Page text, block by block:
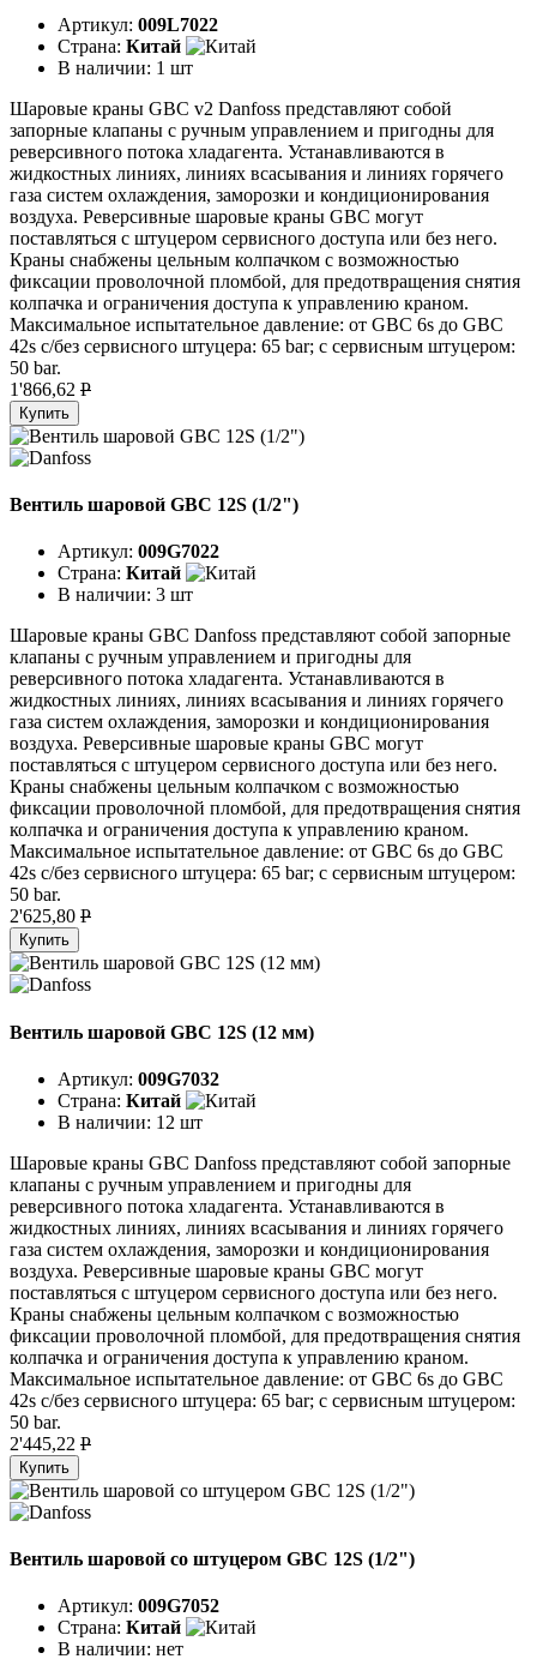
Артикул: 009L7022
Страна: Китай
В наличии: 1 шт
Шаровые краны GBC v2 Danfoss представляют собой
запорные клапаны с ручным управлением и пригодны для
реверсивного потока хладагента. Устанавливаются в
жидкостных линиях, линиях всасывания и линиях горячего
газа систем охлаждения, заморозки и кондиционирования
воздуха. Реверсивные шаровые краны GBC могут
поставляться с штуцером сервисного доступа или без него.
Краны снабжены цельным колпачком с возможностью
фиксации проволочной пломбой, для предотвращения снятия
колпачка и ограничения доступа к управлению краном.
Максимальное испытательное давление: от GBC 6s до GBC
42s с/без сервисного штуцера: 65 bar; с сервисным штуцером:
50 bar.
1'866,62 P
Купить
Вентиль шаровой GBC 12S (1/2")
Артикул: 009G7022
Страна: Китай
В наличии: 3 шт
Шаровые краны GBC Danfoss представляют собой запорные
клапаны с ручным управлением и пригодны для
реверсивного потока хладагента. Устанавливаются в
жидкостных линиях, линиях всасывания и линиях горячего
газа систем охлаждения, заморозки и кондиционирования
воздуха. Реверсивные шаровые краны GBC могут
поставляться с штуцером сервисного доступа или без него.
Краны снабжены цельным колпачком с возможностью
фиксации проволочной пломбой, для предотвращения снятия
колпачка и ограничения доступа к управлению краном.
Максимальное испытательное давление: от GBC 6s до GBC
42s с/без сервисного штуцера: 65 bar; с сервисным штуцером:
50 bar.
2'625,80 P
Купить
Вентиль шаровой GBC 12S (12 мм)
Артикул: 009G7032
Страна: Китай
В наличии: 12 шт
Шаровые краны GBC Danfoss представляют собой запорные
клапаны с ручным управлением и пригодны для
реверсивного потока хладагента. Устанавливаются в
жидкостных линиях, линиях всасывания и линиях горячего
газа систем охлаждения, заморозки и кондиционирования
воздуха. Реверсивные шаровые краны GBC могут
поставляться с штуцером сервисного доступа или без него.
Краны снабжены цельным колпачком с возможностью
фиксации проволочной пломбой, для предотвращения снятия
колпачка и ограничения доступа к управлению краном.
Максимальное испытательное давление: от GBC 6s до GBC
42s с/без сервисного штуцера: 65 bar; с сервисным штуцером:
50 bar.
2'445,22 P
Купить
Вентиль шаровой со штуцером GBC 12S (1/2")
Артикул: 009G7052
Страна: Китай
В наличии: нет